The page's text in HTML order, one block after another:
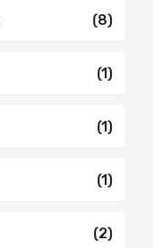
(8)
(1)
(1)
(1)
(2)